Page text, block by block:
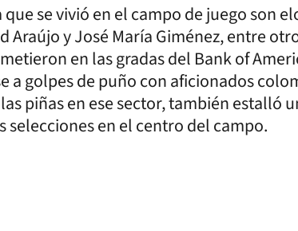
se vivió en el campo de juego son
Araújo y José María Giménez, entre
en las gradas del Bank of
a golpes de puño con aficionados
piñas en ese sector, también estalló
selecciones en el centro del campo.